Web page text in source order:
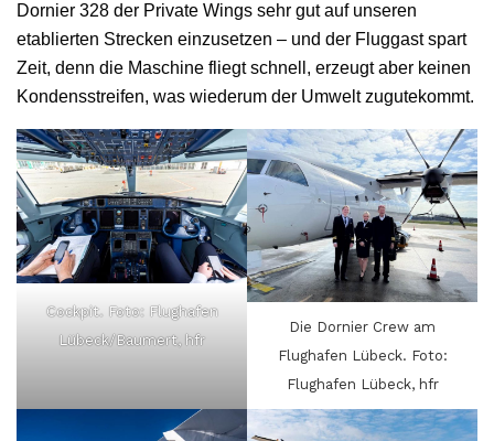
Dornier 328 der Private Wings sehr gut auf unseren
etablierten Strecken einzusetzen – und der Fluggast spart
Zeit, denn die Maschine fliegt schnell, erzeugt aber keinen
Kondensstreifen, was wiederum der Umwelt zugutekommt.
Cockpit. Foto: Flughafen
Lübeck/Baumert, hfr
Die Dornier Crew am
Flughafen Lübeck. Foto:
Flughafen Lübeck, hfr